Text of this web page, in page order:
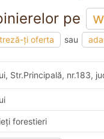
Vezi toate ofertele pepinierelor pe
ți oferta sau
Str.Principală, nr.183,
forestieri